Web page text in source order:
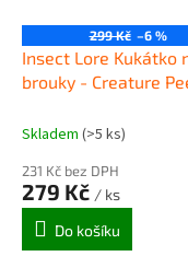
299 Kč –6 %
Insect Lore Kukátko
brouky - Creature
Skladem (>5 ks)
231 Kč bez DPH
279 Kč / ks
Do košíku